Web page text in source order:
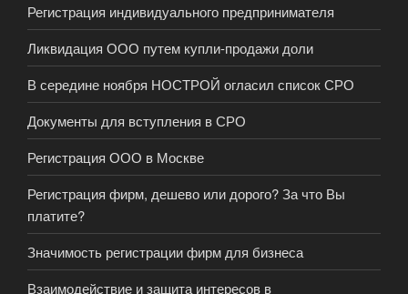
Регистрация индивидуального предпринимателя
Ликвидация ООО путем купли-продажи доли
В середине ноября НОСТРОЙ огласил список СРО
Документы для вступления в СРО
Регистрация ООО в Москве
Регистрация фирм, дешево или дорого? За что Вы
платите?
Значимость регистрации фирм для бизнеса
Взаимодействие и защита интересов в